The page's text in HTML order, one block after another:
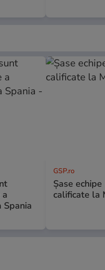
GSP.ro
Șase
calificate la